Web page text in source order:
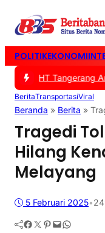
POLITIKEKONOMI
PSHT Tangerang
BeritaTransportasiViral
Beranda » Berita »
Tragedi
Hilang
Melayang
5 Februari 2025•
Facebook Twitter Pinterest Mail WhatsApp